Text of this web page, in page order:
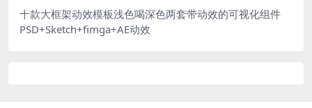
十款大框架动效模板浅色喝深色两套带动效的可视化组件
PSD+Sketch+fimga+AE动效